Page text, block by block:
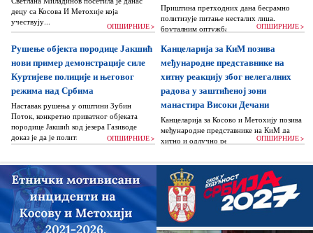
децу са Косова И Метохије која
учествују...
ОПШИРНИЈЕ >
Приштина претходних дана бесрамно
политизује питање несталих лица,
бруталним оптужбама на рачун Београда
жигоше...
ОПШИРНИЈЕ >
Рушење објекта породице Јакшић
нови пример демонстрације силе
Куртијеве полиције и његовог
режима над Србима
Наставак рушења у општини Зубин
Поток, конкретно приватног објеката
породице Јакшић код језера Газиводе
доказ је да је политика Аљбина Куртија...
ОПШИРНИЈЕ >
Канцеларија за КиМ позива
међународне представнике на
хитну реакцију због нелегалних
радова у заштићеној зони
манастира Високи Дечани
Канцеларија за Косово и Метохију позива
међународне представнике на КиМ да
хитно и одлучно реагују и да без
нелегалних грађевинских...
ОПШИРНИЈЕ >